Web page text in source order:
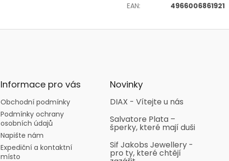
EAN: 4966006861921
Informace pro vás
Obchodní podmínky
Podmínky ochrany
osobních údajů
Napište nám
Expediční a kontaktní
místo
Novinky
DIAX - Vítejte u nás
Salvatore Plata –
šperky, které mají duši
Sif Jakobs Jewellery -
pro ty, které chtějí